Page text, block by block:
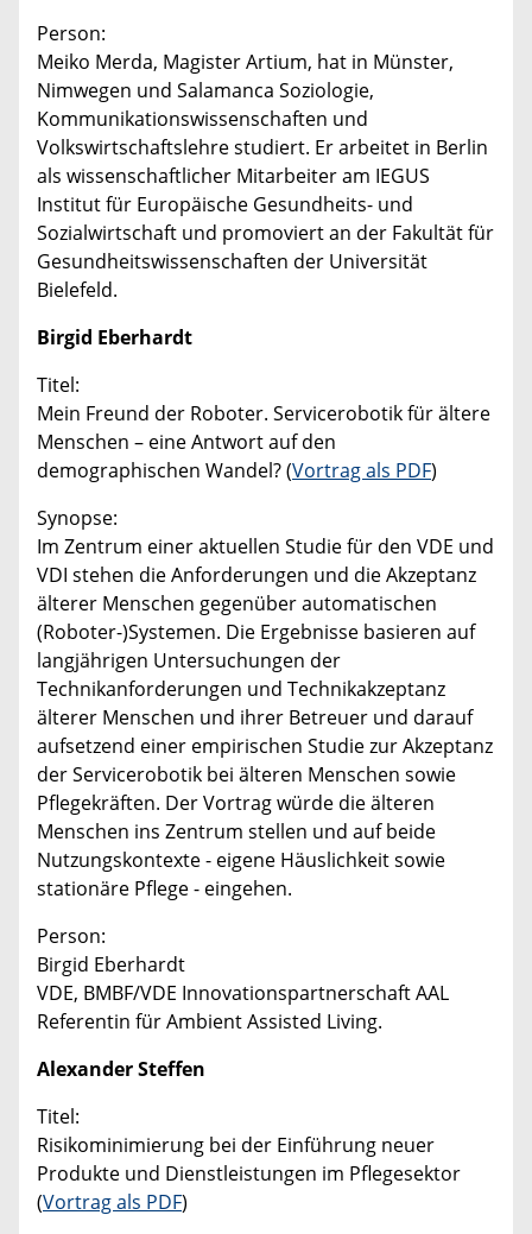
Person:
Meiko Merda, Magister Artium, hat in Münster,
Nimwegen und Salamanca Soziologie,
Kommunikationswissenschaften und
Volkswirtschaftslehre studiert. Er arbeitet in Berlin
als wissenschaftlicher Mitarbeiter am IEGUS
Institut für Europäische Gesundheits- und
Sozialwirtschaft und promoviert an der Fakultät für
Gesundheitswissenschaften der Universität
Bielefeld.
Birgid Eberhardt
Titel:
Mein Freund der Roboter. Servicerobotik für ältere
Menschen – eine Antwort auf den
demographischen Wandel? (Vortrag als PDF)
Synopse:
Im Zentrum einer aktuellen Studie für den VDE und
VDI stehen die Anforderungen und die Akzeptanz
älterer Menschen gegenüber automatischen
(Roboter-)Systemen. Die Ergebnisse basieren auf
langjährigen Untersuchungen der
Technikanforderungen und Technikakzeptanz
älterer Menschen und ihrer Betreuer und darauf
aufsetzend einer empirischen Studie zur Akzeptanz
der Servicerobotik bei älteren Menschen sowie
Pflegekräften. Der Vortrag würde die älteren
Menschen ins Zentrum stellen und auf beide
Nutzungskontexte - eigene Häuslichkeit sowie
stationäre Pflege - eingehen.
Person:
Birgid Eberhardt
VDE, BMBF/VDE Innovationspartnerschaft AAL
Referentin für Ambient Assisted Living.
Alexander Steffen
Titel:
Risikominimierung bei der Einführung neuer
Produkte und Dienstleistungen im Pflegesektor
(Vortrag als PDF)